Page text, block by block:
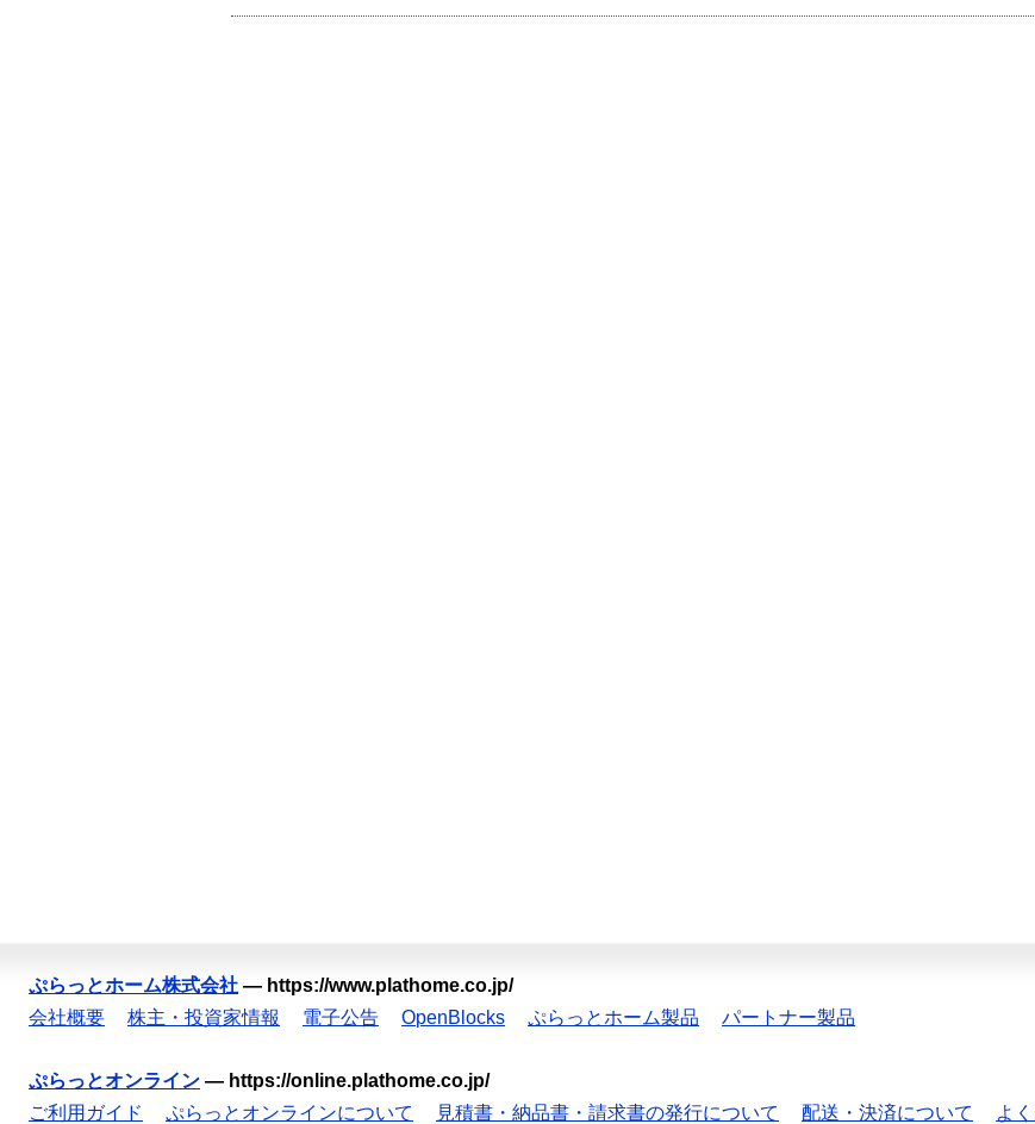
ぷらっとホーム株式会社 — https://www.plathome.co.jp/
会社概要
株主・投資家情報 電子公告 OpenBlocks ぷらっとホーム製品 パートナー製品
ぷらっとオンライン — https://online.plathome.co.jp/
ご利用ガイド
ぷらっとオンラインについて 見積書・納品書・請求書の発行について 配送・決済について
よ